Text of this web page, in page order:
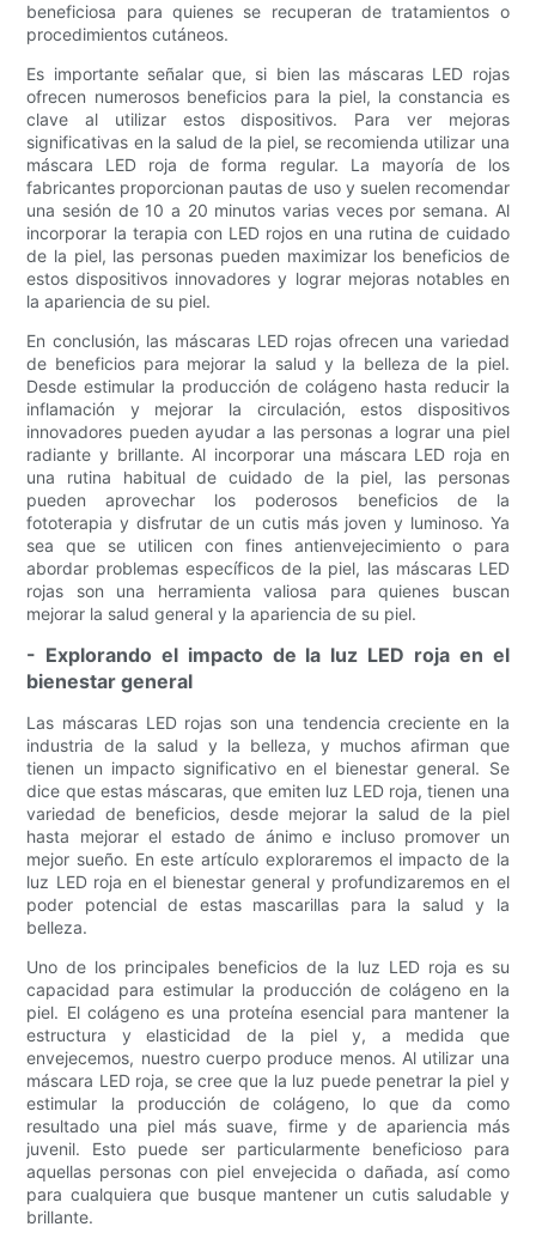
beneficiosa para quienes se recuperan de tratamientos o
procedimientos cutáneos.
Es importante señalar que, si bien las máscaras LED rojas
ofrecen numerosos beneficios para la piel, la constancia es
clave al utilizar estos dispositivos. Para ver mejoras
significativas en la salud de la piel, se recomienda utilizar una
máscara LED roja de forma regular. La mayoría de los
fabricantes proporcionan pautas de uso y suelen recomendar
una sesión de 10 a 20 minutos varias veces por semana. Al
incorporar la terapia con LED rojos en una rutina de cuidado
de la piel, las personas pueden maximizar los beneficios de
estos dispositivos innovadores y lograr mejoras notables en
la apariencia de su piel.
En conclusión, las máscaras LED rojas ofrecen una variedad
de beneficios para mejorar la salud y la belleza de la piel.
Desde estimular la producción de colágeno hasta reducir la
inflamación y mejorar la circulación, estos dispositivos
innovadores pueden ayudar a las personas a lograr una piel
radiante y brillante. Al incorporar una máscara LED roja en
una rutina habitual de cuidado de la piel, las personas
pueden aprovechar los poderosos beneficios de la
fototerapia y disfrutar de un cutis más joven y luminoso. Ya
sea que se utilicen con fines antienvejecimiento o para
abordar problemas específicos de la piel, las máscaras LED
rojas son una herramienta valiosa para quienes buscan
mejorar la salud general y la apariencia de su piel.
- Explorando el impacto de la luz LED roja en el
bienestar general
Las máscaras LED rojas son una tendencia creciente en la
industria de la salud y la belleza, y muchos afirman que
tienen un impacto significativo en el bienestar general. Se
dice que estas máscaras, que emiten luz LED roja, tienen una
variedad de beneficios, desde mejorar la salud de la piel
hasta mejorar el estado de ánimo e incluso promover un
mejor sueño. En este artículo exploraremos el impacto de la
luz LED roja en el bienestar general y profundizaremos en el
poder potencial de estas mascarillas para la salud y la
belleza.
Uno de los principales beneficios de la luz LED roja es su
capacidad para estimular la producción de colágeno en la
piel. El colágeno es una proteína esencial para mantener la
estructura y elasticidad de la piel y, a medida que
envejecemos, nuestro cuerpo produce menos. Al utilizar una
máscara LED roja, se cree que la luz puede penetrar la piel y
estimular la producción de colágeno, lo que da como
resultado una piel más suave, firme y de apariencia más
juvenil. Esto puede ser particularmente beneficioso para
aquellas personas con piel envejecida o dañada, así como
para cualquiera que busque mantener un cutis saludable y
brillante.